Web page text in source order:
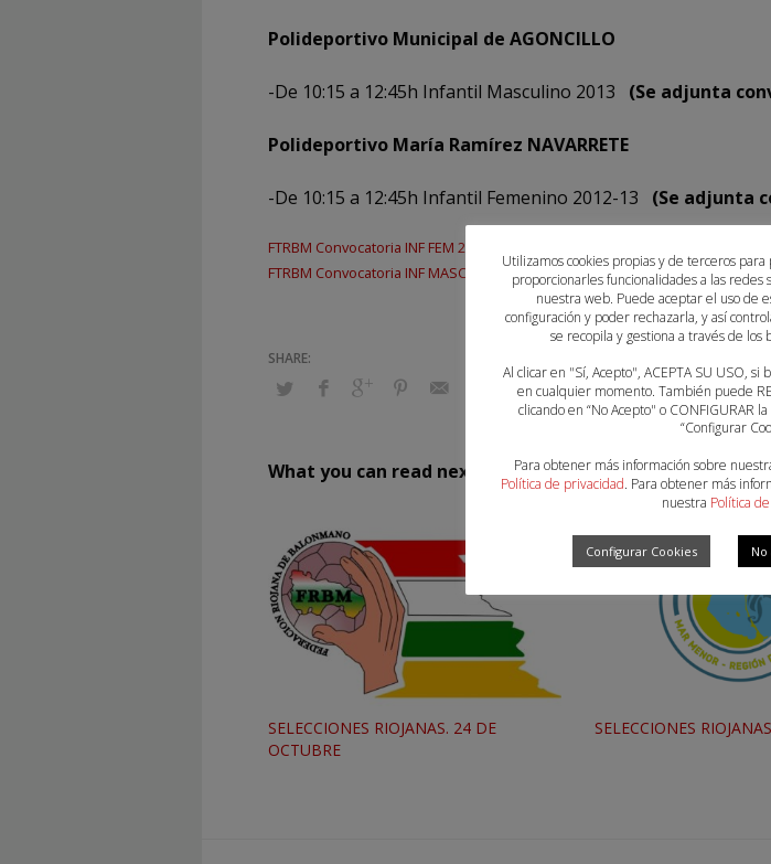
Polideportivo Municipal de AGONCILLO
-De 10:15 a 12:45h Infantil Masculino 2013 (Se adjunta
Polideportivo María Ramírez NAVARRETE
-De 10:15 a 12:45h Infantil Femenino 2012-13 (Se adjunta
FTRBM Convocatoria INF FEM 2025-06-22 2012-13
FTRBM Convocatoria INF MASC 2025-06-22 2013 Descarga
What you can read next
SELECCIONES RIOJANAS. 24 DE
OCTUBRE
SELECCIONES
Utilizamos cookies propias y de terceros
proporcionarles funcionalidades a las redes
nuestra web. Puede aceptar el uso de
configuración y poder rechazarla, y así
se recopila y gestiona a través de los
Al clicar en "Sí, Acepto", ACEPTA SU USO,
en cualquier momento. También puede
clicando en “No Acepto" o CONFIGURAR
“Configurar
Para obtener más información sobre
Política de privacidad. Para obtener más
nuestra Política
Configurar Cookies